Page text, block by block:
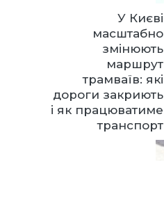
У Києві
масштабно
змінюють
маршрут
трамваїв: які
дороги закриють
і як працюватиме
транспорт